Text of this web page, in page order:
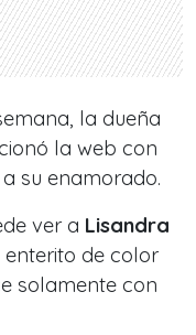
la dueña
la web con
su enamorado.
ver a Lisandra
de color
solamente con